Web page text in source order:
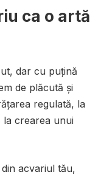
ca o artă
dar cu puțină
de plăcută și
regulată, la
la crearea unui
acvariul tău,